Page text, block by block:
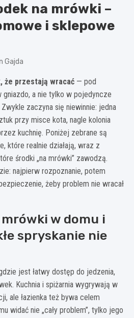
na mrówki –
i sklepowe
Gajda
że przestają wracać — pod
gniazdo, a nie tylko w pojedyncze
zaczyna się niewinnie: jedna
przy misce kota, nagle kolonia
kuchnię. Poniżej zebrane są
które realnie działają, wraz z
środki „na mrówki” zawodzą.
najpierw rozpoznanie, potem
żeby problem nie wracał
w domu i
spryskanie nie
jest łatwy dostęp do jedzenia,
Kuchnia i spiżarnia wygrywają w
ale łazienka też bywa celem
widać nie „cały problem”, tylko jego